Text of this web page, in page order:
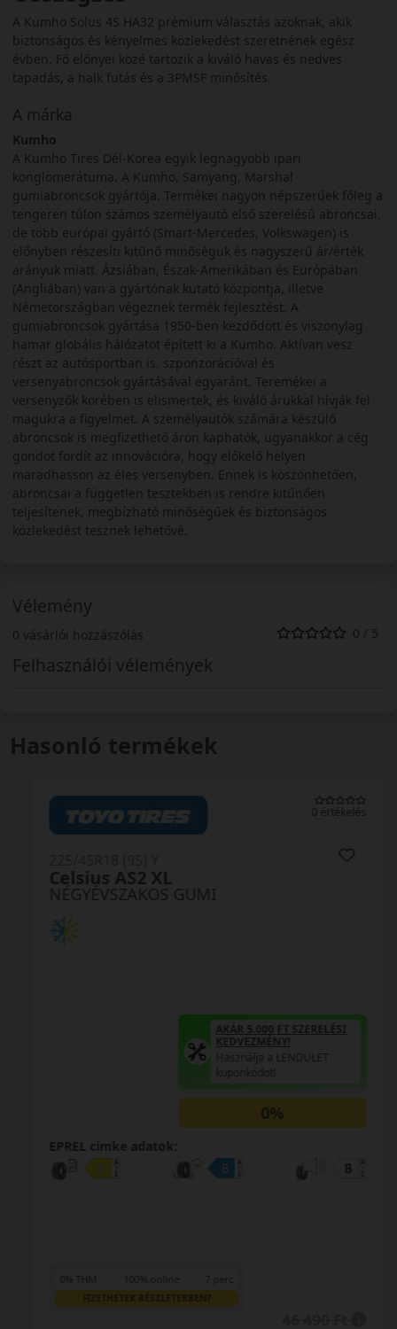
A Kumho Solus 4S HA32 prémium választás azoknak, akik
biztonságos és kényelmes közlekedést szeretnének egész
évben. Fő előnyei közé tartozik a kiváló havas és nedves
tapadás, a halk futás és a 3PMSF minősítés.
A márka
Kumho
A Kumho Tires Dél-Korea egyik legnagyobb ipari
konglomerátuma. A Kumho, Samyang, Marshal
gumiabroncsok gyártója. Termékei nagyon népszerűek főleg a
tengeren túlon számos személyautó első szerelésű abroncsai,
de több európai gyártó (Smart-Mercedes, Volkswagen) is
előnyben részesíti kitűnő minőségük és nagyszerű ár/érték
arányuk miatt. Ázsiában, Észak-Amerikában és Európában
(Angliában) van a gyártónak kutató központja, illetve
Németországban végeznek termék fejlesztést. A
gumiabroncsok gyártása 1950-ben kezdődött és viszonylag
hamar globális hálózatot épített ki a Kumho. Aktívan vesz
részt az autósportban is, szponzorációval és
versenyabroncsok gyártásával egyaránt. Teremékei a
versenyzők körében is elismertek, és kiváló árukkal hívják fel
magukra a figyelmet. A személyautók számára készülő
abroncsok is megfizethető áron kaphatók, ugyanakkor a cég
gondot fordít az innovációra, hogy előkelő helyen
maradhasson az éles versenyben. Ennek is köszönhetően,
abroncsai a független tesztekben is rendre kitűnően
teljesítenek, megbízható minőségűek és biztonságos
közlekedést tesznek lehetővé.
Vélemény
0 vásárlói hozzászólás 0 / 5
Felhasználói vélemények
Hasonló termékek
0 értékelés
NÉGYÉVSZAKOS GUMI
Celsius AS2 XL
AKÁR 5.000 FT SZERELÉSI
KEDVEZMÉNY!
Használja a LENDÜLET
kuponkódot!
0%
EPREL cimke adatok:
0% THM
FIZETHETEK RÉSZLETEKBEN?